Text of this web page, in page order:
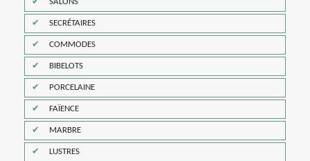
SECRÉTAIRES
COMMODES
BIBELOTS
PORCELAINE
FAÏENCE
MARBRE
LUSTRES